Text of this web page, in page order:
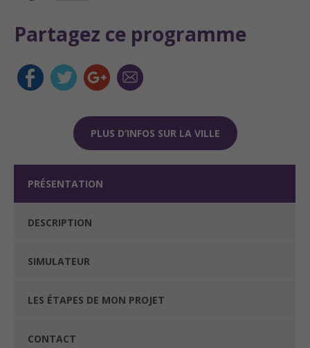
Partagez ce programme
PLUS D’INFOS SUR LA VILLE
PRÉSENTATION
DESCRIPTION
SIMULATEUR
LES ÉTAPES DE MON PROJET
CONTACT